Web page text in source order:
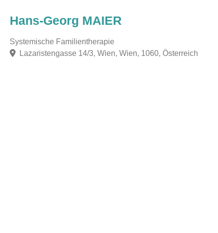
Hans-Georg MAIER
Systemische Familientherapie
Lazaristengasse 14/3, Wien, Wien, 1060, Österreich